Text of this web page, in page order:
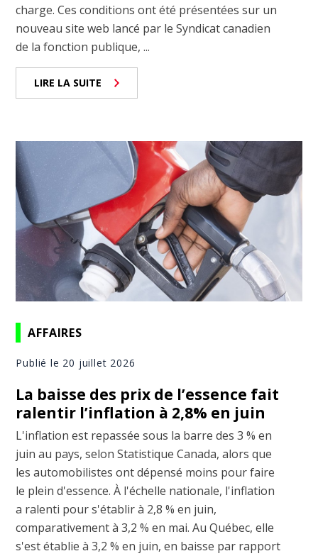
charge. Ces conditions ont été présentées sur un
nouveau site web lancé par le Syndicat canadien
de la fonction publique, ...
LIRE LA SUITE
AFFAIRES
Publié le 20 juillet 2026
La baisse des prix de l’essence fait
ralentir l’inflation à 2,8% en juin
L'inflation est repassée sous la barre des 3 % en
juin au pays, selon Statistique Canada, alors que
les automobilistes ont dépensé moins pour faire
le plein d'essence. À l'échelle nationale, l'inflation
a ralenti pour s'établir à 2,8 % en juin,
comparativement à 3,2 % en mai. Au Québec, elle
s'est établie à 3,2 % en juin, en baisse par rapport